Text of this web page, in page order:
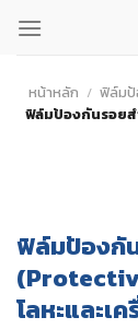
เนื้อหาหน้าหลัก / ฟิล์มป้
ฟิล์มป้องกันรอย
ฟิล์มป้องกั
โลหะและเ